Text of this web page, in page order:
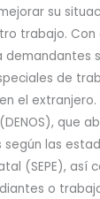
su
trabajo. Con
de
el
que
las
(SEPE), así
o